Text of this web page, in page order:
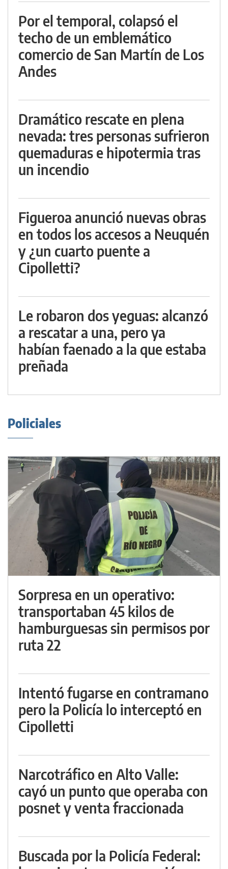
Por el temporal, colapsó el
techo de un emblemático
comercio de San Martín de Los
Andes
Dramático rescate en plena
nevada: tres personas sufrieron
quemaduras e hipotermia tras
un incendio
Figueroa anunció nuevas obras
en todos los accesos a Neuquén
y ¿un cuarto puente a
Cipolletti?
Le robaron dos yeguas: alcanzó
a rescatar a una, pero ya
habían faenado a la que estaba
preñada
Policiales
Sorpresa en un operativo:
transportaban 45 kilos de
hamburguesas sin permisos por
ruta 22
Intentó fugarse en contramano
pero la Policía lo interceptó en
Cipolletti
Narcotráfico en Alto Valle:
cayó un punto que operaba con
posnet y venta fraccionada
Buscada por la Policía Federal: